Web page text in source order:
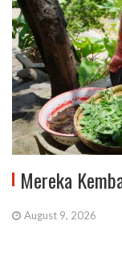
Mereka
August 9, 2026